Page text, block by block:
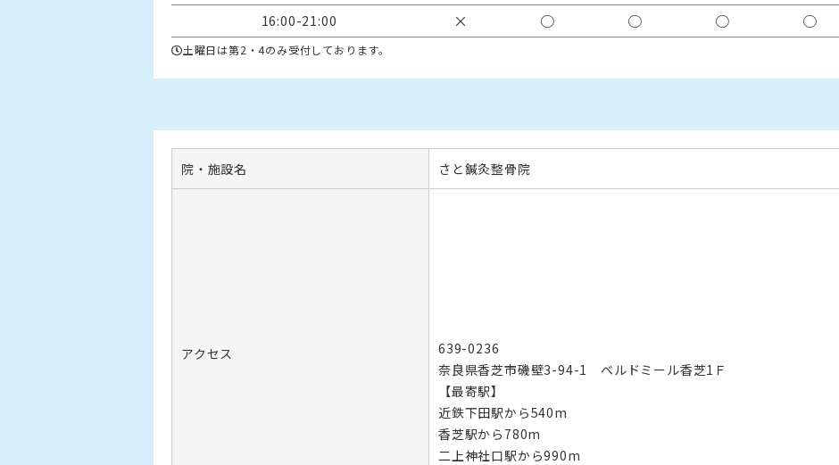
16:00-21:00 × ○ ○ ○ ○
土曜日は第2・4のみ受付しております。
院・施設名 さと鍼灸整骨院
アクセス
639-0236
奈良県香芝市磯壁3-94-1 ベルドミール香芝1Ｆ
【最寄駅】
近鉄下田駅から540m
香芝駅から780m
二上神社口駅から990m